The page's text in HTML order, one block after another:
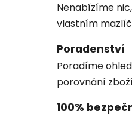
Nenabízíme
vlastním
Poradenství
Poradíme
porovnání
100%